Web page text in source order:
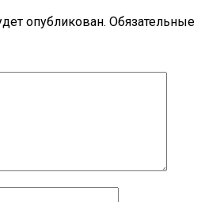
опубликован. Обязательные